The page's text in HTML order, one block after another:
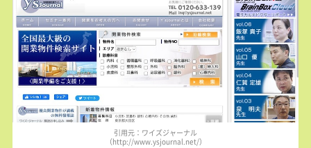
引用元：ワイズジャーナル
（http://www.ysjournal.net/）